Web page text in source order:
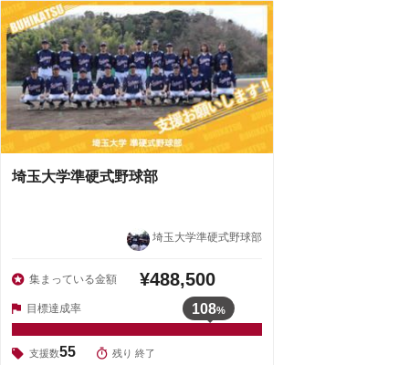
埼玉大学準硬式野球部
埼玉大学準硬式野球部
集まっている金額 ¥488,500
目標達成率 108%
支援数55 残り 終了